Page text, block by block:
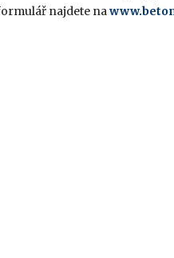
najdete na